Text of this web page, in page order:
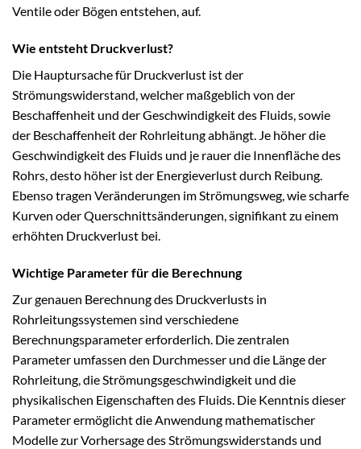
Ventile oder Bögen entstehen, auf.
Wie entsteht Druckverlust?
Die Hauptursache für Druckverlust ist der
Strömungswiderstand, welcher maßgeblich von der
Beschaffenheit und der Geschwindigkeit des Fluids, sowie
der Beschaffenheit der Rohrleitung abhängt. Je höher die
Geschwindigkeit des Fluids und je rauer die Innenfläche des
Rohrs, desto höher ist der Energieverlust durch Reibung.
Ebenso tragen Veränderungen im Strömungsweg, wie scharfe
Kurven oder Querschnittsänderungen, signifikant zu einem
erhöhten Druckverlust bei.
Wichtige Parameter für die Berechnung
Zur genauen Berechnung des Druckverlusts in
Rohrleitungssystemen sind verschiedene
Berechnungsparameter erforderlich. Die zentralen
Parameter umfassen den Durchmesser und die Länge der
Rohrleitung, die Strömungsgeschwindigkeit und die
physikalischen Eigenschaften des Fluids. Die Kenntnis dieser
Parameter ermöglicht die Anwendung mathematischer
Modelle zur Vorhersage des Strömungswiderstands und